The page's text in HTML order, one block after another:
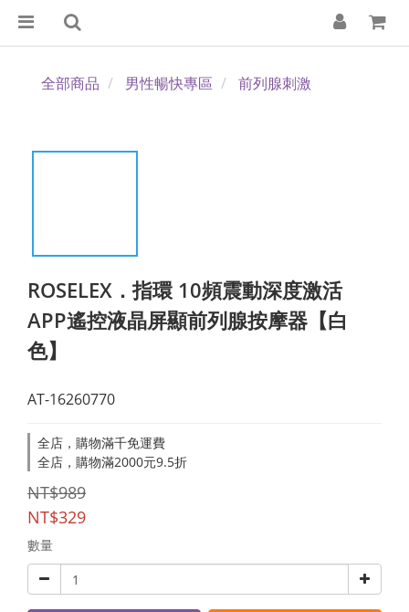
全部商品 男性暢快專區 前列腺刺激
ROSELEX．指環 10頻震動深度激活
APP遙控液晶屏顯前列腺按摩器【白
色】
AT-16260770
全店，購物滿千免運費
全店，購物滿2000元9.5折
NT$989
NT$329
數量